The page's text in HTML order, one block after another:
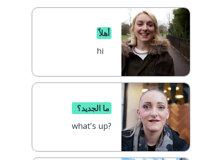
أهلاً
hi
ما الجديد؟
what's up?